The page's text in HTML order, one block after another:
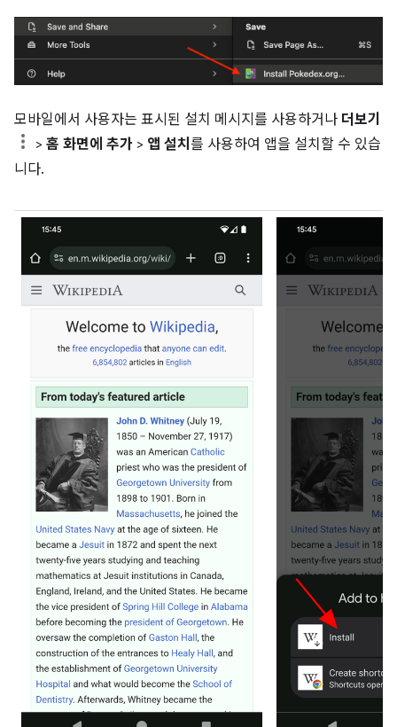
모바일에서 사용자는 표시된 설치 메시지를 사용하거나 더보기
> 홈 화면에 추가 > 앱 설치 를 사용하여 앱을 설치할 수 있습
니다.